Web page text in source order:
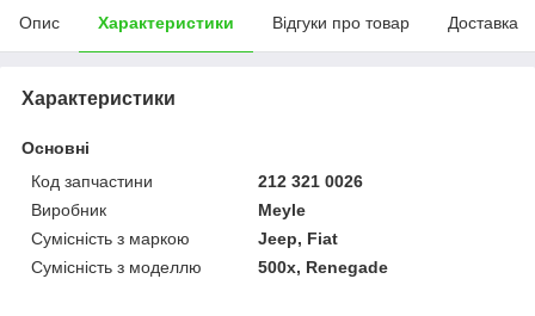
Опис Характеристики Відгуки про товар Доставка
Характеристики
Основні
Код запчастини
212 321 0026
Виробник
Meyle
Сумісність з маркою
Jeep, Fiat
Сумісність з моделлю
500x, Renegade